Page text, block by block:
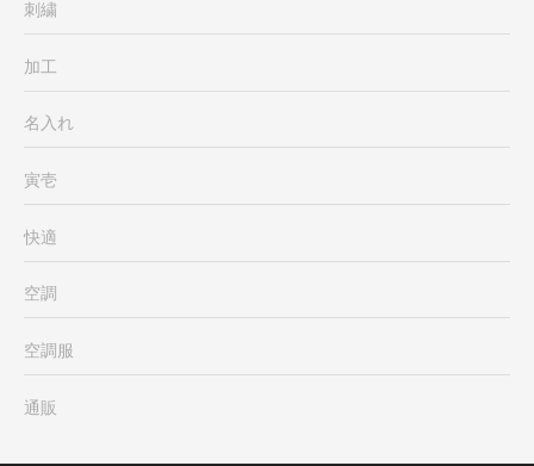
刺繍
加工
名入れ
寅壱
快適
空調
空調服
通販